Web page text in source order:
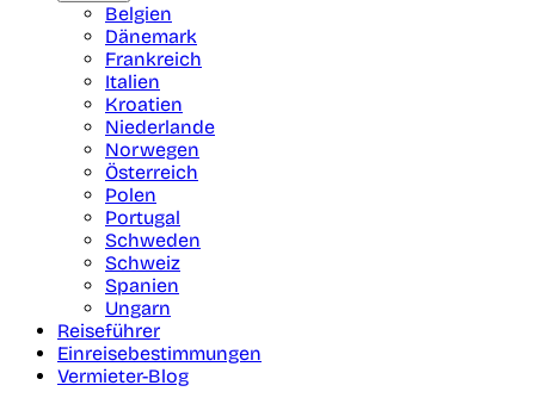
Belgien
Dänemark
Frankreich
Italien
Kroatien
Niederlande
Norwegen
Österreich
Polen
Portugal
Schweden
Schweiz
Spanien
Ungarn
Reiseführer
Einreisebestimmungen
Vermieter-Blog